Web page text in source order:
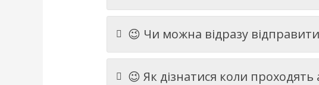
😉 Чи можна відразу
😉 Як дізнатися коли проходять